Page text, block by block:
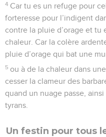
4 Car tu es un refuge pour
forteresse pour l’indigent
contre la pluie d’orage et tu
chaleur. Car la colère
pluie d’orage qui bat une
5 ou à de la chaleur dans
cesser la clameur des
quand un nuage passe,
tyrans.
Un festin pour tous